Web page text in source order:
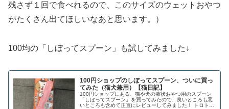
残さず１回で食べれるので、このサイズのウェットおやつ
がたくさん出てほしいなあと思います。）
100均の「しぼってスプーン」も試してみました↓
100円ショップのしぼってスプーン、ついに買っ
てみた（猫犬兼用）【猫日記】
100円ショップにある、猫や犬の液状おやつ用のスプーン
「しぼってスプーン」を買ってみたので、良いところも悪
いところも含めて正直にレビューしてみました！ トロトロ